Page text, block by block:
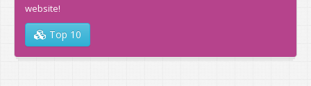
website!
Top 10